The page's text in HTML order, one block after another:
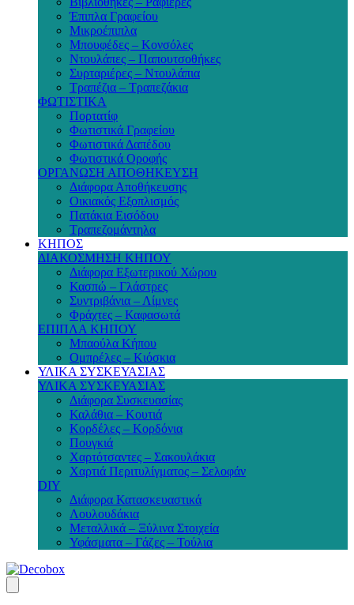
Έπιπλα Γραφείου
Μικροέπιπλα
Μπουφέδες – Κονσόλες
Ντουλάπες – Παπουτσοθήκες
Συρταριέρες – Ντουλάπια
Τραπέζια – Τραπεζάκια
ΦΩΤΙΣΤΙΚΑ
Πορτατίφ
Φωτιστικά Γραφείου
Φωτιστικά Δαπέδου
Φωτιστικά Οροφής
ΟΡΓΑΝΩΣΗ ΑΠΟΘΗΚΕΥΣΗ
Διάφορα Αποθήκευσης
Οικιακός Εξοπλισμός
Πατάκια Εισόδου
Τραπεζομάντηλα
ΚΗΠΟΣ
ΔΙΑΚΟΣΜΗΣΗ ΚΗΠΟΥ
Διάφορα Εξωτερικού Χώρου
Κασπώ – Γλάστρες
Συντριβάνια – Λίμνες
Φράχτες – Καφασωτά
ΕΠΙΠΛΑ ΚΗΠΟΥ
Μπαούλα Κήπου
Ομπρέλες – Κιόσκια
ΥΛΙΚΑ ΣΥΣΚΕΥΑΣΙΑΣ
ΥΛΙΚΑ ΣΥΣΚΕΥΑΣΙΑΣ
Διάφορα Συσκευασίας
Καλάθια – Κουτιά
Κορδέλες – Κορδόνια
Πουγκιά
Χαρτότσαντες – Σακουλάκια
Χαρτιά Περιτυλίγματος – Σελοφάν
DIY
Διάφορα Κατασκευαστικά
Λουλουδάκια
Μεταλλικά – Ξύλινα Στοιχεία
Υφάσματα – Γάζες – Τούλια